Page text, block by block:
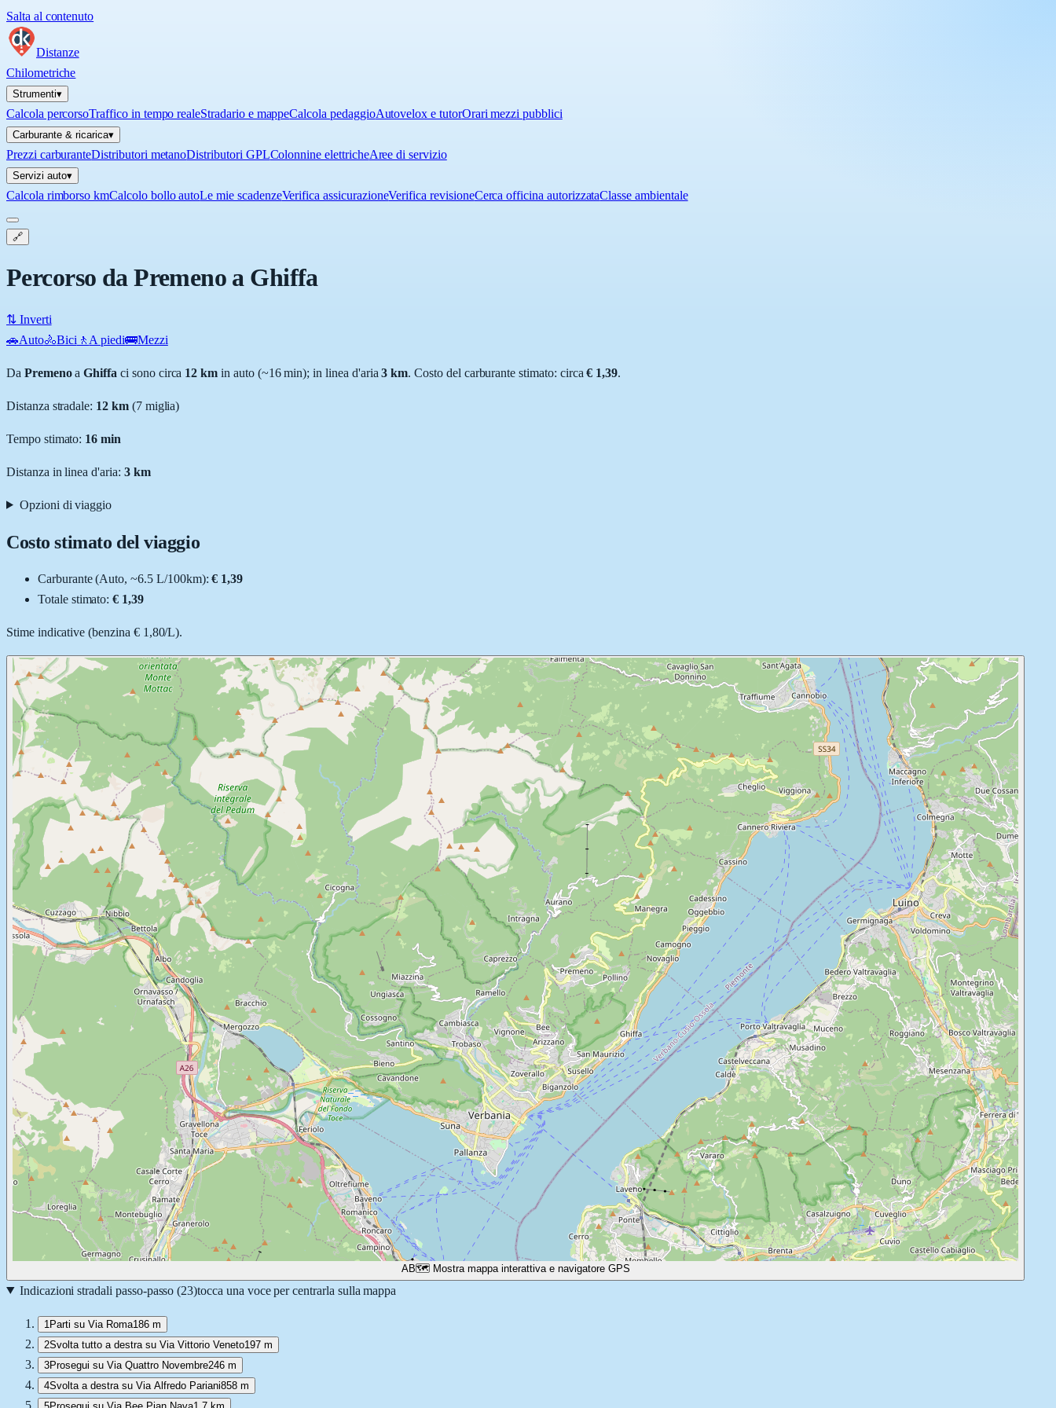
Salta al contenuto
Distanze
Chilometriche
Strumenti▾
Calcola percorsoTraffico in tempo realeStradario e mappeCalcola pedaggioAutovelox e tutorOrari mezzi pubblici
Carburante & ricarica▾
Prezzi carburanteDistributori metanoDistributori GPLColonnine elettricheAree di servizio
Servizi auto▾
Calcola rimborso kmCalcolo bollo autoLe mie scadenzeVerifica assicurazioneVerifica revisioneCerca officina autorizzataClasse ambientale
🔗
Percorso da Premeno a Ghiffa
⇅ Inverti
🚗Auto🚴Bici 🚶 A piedi🚌Mezzi
Da PremenoaGhiffa ci sono circa 12 km in auto (~16 min); in linea d'aria3 km. Costo del carburante stimato: circa € 1,39.
Distanza stradale: 12 km (7miglia)
Tempo stimato: 16 min
Distanza in linea d'aria: 3km
Opzioni di viaggio
Costo stimato del viaggio
Carburante (Auto, ~6.5 L/100km): € 1,39
Totale stimato:€ 1,39
Stime indicative (benzina € 1,80/L).
AB🗺️ Mostra mappa interattiva e navigatore GPS
Indicazioni stradali passo-passo (23)tocca una voce per centrarla sulla mappa
1 Parti su Via Roma186 m
2Svolta tutto a destra su Via Vittorio Veneto197 m
3Prosegui su Via Quattro Novembre246 m
4Svolta a destra su Via Alfredo Pariani858 m